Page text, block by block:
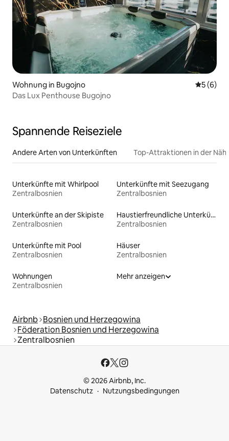
Wohnung in Bugojno
5 (6)
Das Lux Penthouse Bugojno
Spannende Reiseziele
Andere Arten von Unterkünften Top-Attraktionen in der
Unterkünfte mit Whirlpool
Zentralbosnien
Unterkünfte mit Seezugang
Zentralbosnien
Unterkünfte an der Skipiste
Zentralbosnien
Haustierfreundliche Unterkünfte
Zentralbosnien
Unterkünfte mit Pool
Zentralbosnien
Häuser
Zentralbosnien
Wohnungen
Zentralbosnien
Mehr anzeigen
Airbnb Bosnien und Herzegowina
Föderation Bosnien und Herzegowina
Zentralbosnien
© 2026 Airbnb, Inc.
Datenschutz
Nutzungsbedingungen